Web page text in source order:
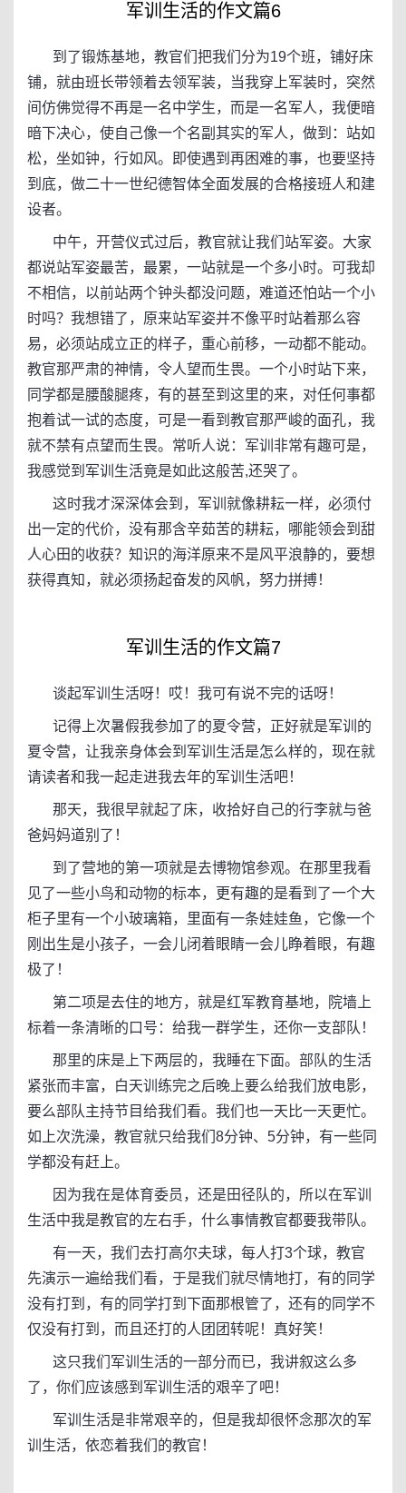
军训生活的作文篇6
到了锻炼基地，教官们把我们分为19个班，铺好床
铺，就由班长带领着去领军装，当我穿上军装时，突然
间仿佛觉得不再是一名中学生，而是一名军人，我便暗
暗下决心，使自己像一个名副其实的军人，做到：站如
松，坐如钟，行如风。即使遇到再困难的事，也要坚持
到底，做二十一世纪德智体全面发展的合格接班人和建
设者。
中午，开营仪式过后，教官就让我们站军姿。大家
都说站军姿最苦，最累，一站就是一个多小时。可我却
不相信，以前站两个钟头都没问题，难道还怕站一个小
时吗？我想错了，原来站军姿并不像平时站着那么容
易，必须站成立正的样子，重心前移，一动都不能动。
教官那严肃的神情，令人望而生畏。一个小时站下来，
同学都是腰酸腿疼，有的甚至到这里的来，对任何事都
抱着试一试的态度，可是一看到教官那严峻的面孔，我
就不禁有点望而生畏。常听人说：军训非常有趣可是，
我感觉到军训生活竟是如此这般苦,还哭了。
这时我才深深体会到，军训就像耕耘一样，必须付
出一定的代价，没有那含辛茹苦的耕耘，哪能领会到甜
人心田的收获？知识的海洋原来不是风平浪静的，要想
获得真知，就必须扬起奋发的风帆，努力拼搏！
军训生活的作文篇7
谈起军训生活呀！哎！我可有说不完的话呀！
记得上次暑假我参加了的夏令营，正好就是军训的
夏令营，让我亲身体会到军训生活是怎么样的，现在就
请读者和我一起走进我去年的军训生活吧！
那天，我很早就起了床，收拾好自己的行李就与爸
爸妈妈道别了！
到了营地的第一项就是去博物馆参观。在那里我看
见了一些小鸟和动物的标本，更有趣的是看到了一个大
柜子里有一个小玻璃箱，里面有一条娃娃鱼，它像一个
刚出生是小孩子，一会儿闭着眼睛一会儿睁着眼，有趣
极了！
第二项是去住的地方，就是红军教育基地，院墙上
标着一条清晰的口号：给我一群学生，还你一支部队！
那里的床是上下两层的，我睡在下面。部队的生活
紧张而丰富，白天训练完之后晚上要么给我们放电影，
要么部队主持节目给我们看。我们也一天比一天更忙。
如上次洗澡，教官就只给我们8分钟、5分钟，有一些同
学都没有赶上。
因为我在是体育委员，还是田径队的，所以在军训
生活中我是教官的左右手，什么事情教官都要我带队。
有一天，我们去打高尔夫球，每人打3个球，教官
先演示一遍给我们看，于是我们就尽情地打，有的同学
没有打到，有的同学打到下面那根管了，还有的同学不
仅没有打到，而且还打的人团团转呢！真好笑！
这只我们军训生活的一部分而已，我讲叙这么多
了，你们应该感到军训生活的艰辛了吧！
军训生活是非常艰辛的，但是我却很怀念那次的军
训生活，依恋着我们的教官！